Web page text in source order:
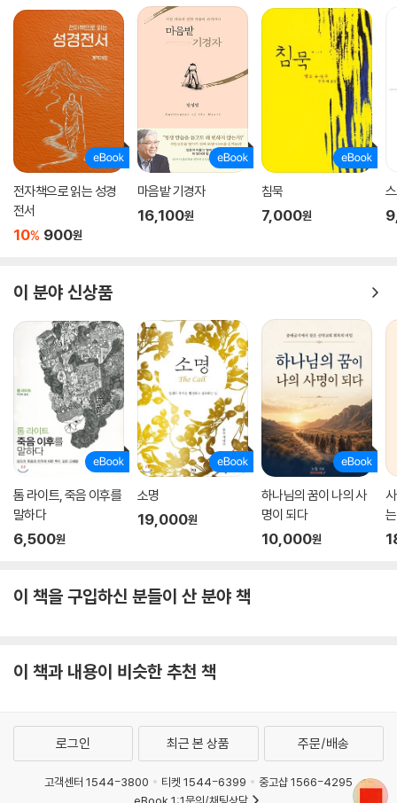
제임스 스미스의 문화적 예전 시리즈 3부작은, 지성주의에 치우쳐 있던 기
독교 세계관 논의를 ‘예배’라는 관점으로 극복하려는 시도로, 고대 교회 전
통과 현대를 철학적?예전적?정치적 신학으로 통합해 인간, 문화, 교회를
바라보는 통전적 시각과 기독교적 삶의 실천 방향을 제시하려는 기획이다.
- 1권. 하나님 나라를 욕망하라
- 2권. 하나님 나라를 상상하라
- 3권. 왕을 기다리며
전자책으로 읽는 성경
전서
10% 900원
마음밭 기경자
16,100원
침묵
7,000원
이 분야 신상품
톰 라이트, 죽음 이후를
말하다
6,500원
소명
19,000원
하나님의 꿈이 나의 사
명이 되다
10,000원
이 책을 구입하신 분들이 산 분야 책
이 책과 내용이 비슷한 추천 책
로그인 최근 본 상품 주문/배송
고객센터 1544-3800 티켓 1544-6399
중고샵 1566-4295